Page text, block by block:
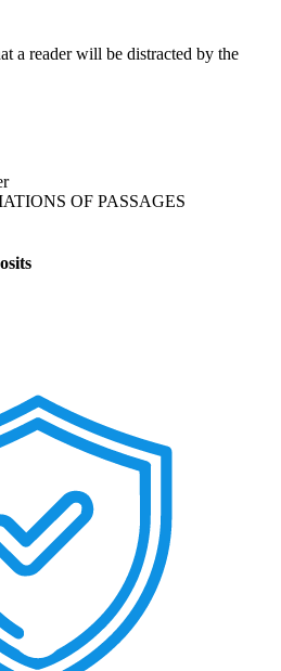
a reader will be distracted by the
OF PASSAGES